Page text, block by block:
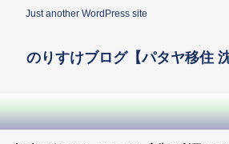
Just another WordPress site
のりすけブログ【パタヤ移住